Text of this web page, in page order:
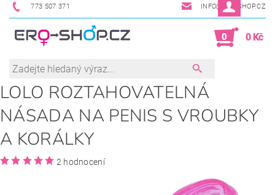
773 507 371 INFO@ERO-SHOP.CZ
0 0 Kč
LOLO ROZTAHOVATELNÁ
NÁSADA NA PENIS S VROUBKY
A KORÁLKY
2 hodnocení